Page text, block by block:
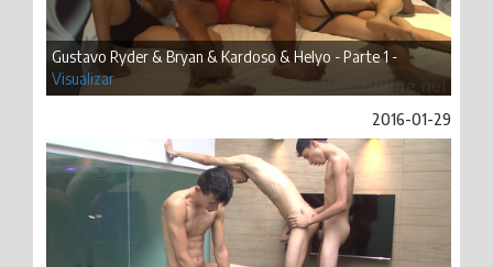
Gustavo Ryder & Bryan & Kardoso & Helyo - Parte 1 -
Visualizar
2016-01-29